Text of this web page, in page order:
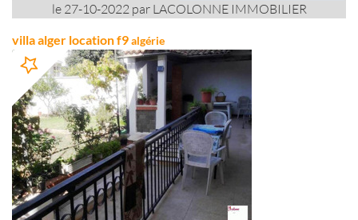
le 27-10-2022 par LACOLONNE IMMOBILIER
villa alger location f9algérie